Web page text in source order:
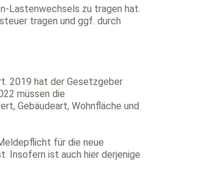
Lastenwechsels zu tragen hat.
tragen und ggf. durch
2019 hat der Gesetzgeber
müssen die
Gebäudeart, Wohnfläche und
für die neue
Insofern ist auch hier derjenige